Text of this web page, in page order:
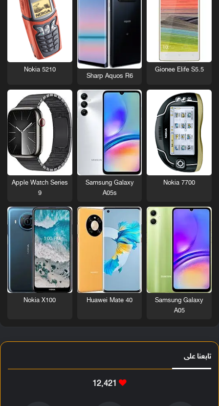
Gionee Elife S5.5
Sharp Aquos R6
Nokia 5210
Nokia 7700
Samsung Galaxy
A05s
Apple Watch Series
9
Samsung Galaxy
A05
Huawei Mate 40
Nokia X100
تابعنا على
12٬421